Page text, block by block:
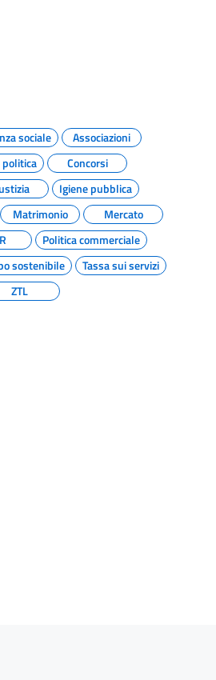
sociale
Associazioni
politica
Concorsi
Igiene pubblica
Matrimonio
Mercato
Politica commerciale
sostenibile
Tassa sui servizi
ZTL